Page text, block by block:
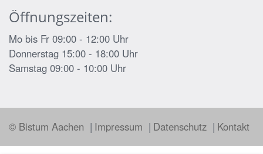
Öffnungszeiten:
Mo bis Fr 09:00 - 12:00 Uhr
Donnerstag 15:00 - 18:00 Uhr
Samstag 09:00 - 10:00 Uhr
© Bistum Aachen Impressum Datenschutz Kontakt